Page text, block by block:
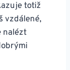
totiž
vzdálené,
nalézt